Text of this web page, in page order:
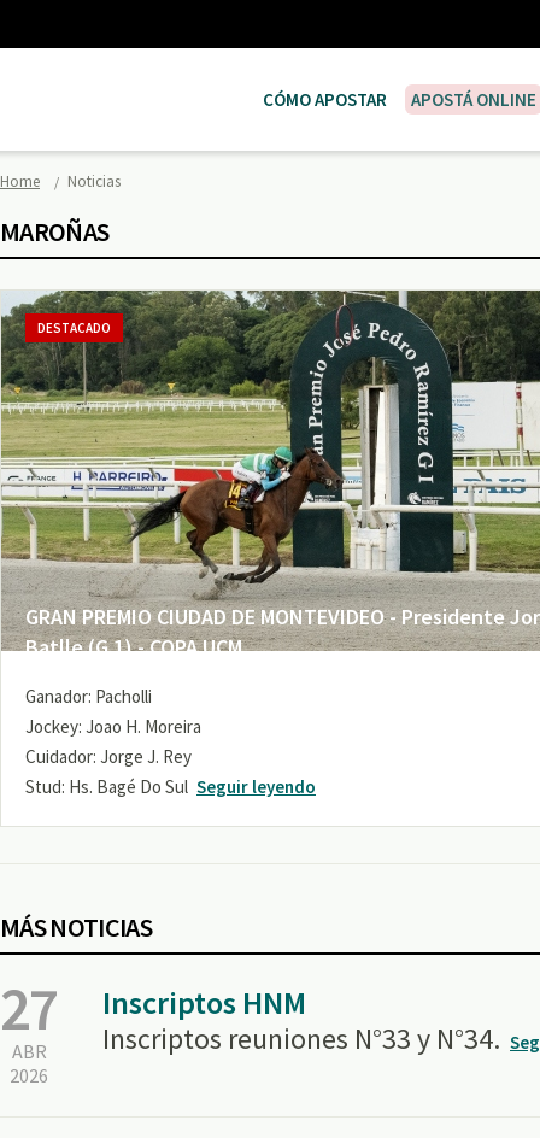
CÓMO APOSTAR APOSTÁ ONLINE
Home Noticias
MAROÑAS
GRAN PREMIO CIUDAD DE MONTEVIDEO - Presidente
Batlle (G 1) - COPA UCM
DESTACADO
Ganador: Pacholli
Jockey: Joao H. Moreira
Cuidador: Jorge J. Rey
Stud: Hs. Bagé Do Sul Seguir leyendo
MÁS NOTICIAS
27
ABR
2026
Inscriptos HNM
Inscriptos reuniones N°33 y N°34.